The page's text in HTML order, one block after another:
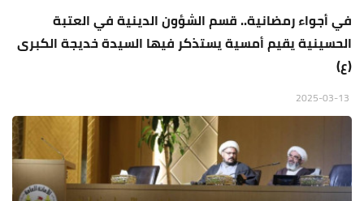
في أجواء رمضانية.. قسم الشؤون الدينية في العتبة
الحسينية يقيم أمسية يستذكر فيها السيدة خديجة الكبرى
(ع)